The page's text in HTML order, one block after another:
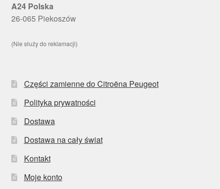
A24 Polska
26-065 Piekoszów
(Nie służy do reklamacji)
Części zamienne do Citroëna Peugeot
Polityka prywatności
Dostawa
Dostawa na cały świat
Kontakt
Moje konto